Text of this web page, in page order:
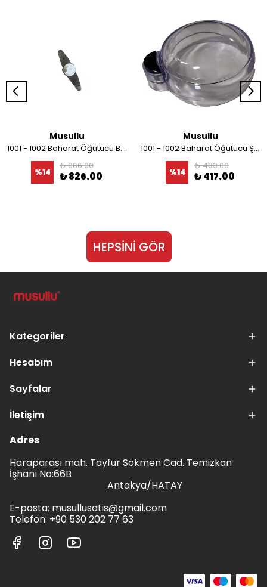
Musullu
1001 - 1002 Baharat Öğütücü Bıçağı
%14
₺ 966.00
₺ 826.00
Musullu
1001 - 1002 Baharat Öğütücü Şeffaf Kapağı
%14
₺ 483.00
₺ 417.00
HEPSİNİ GÖR
Kategoriler
Hesabım
Sayfalar
İletişim
Adres
Haraparası mah. Tayfur Sökmen Cad. Temizkan
İşhanı No:66B
Antakya/HATAY
E-posta: musullusatis@gmail.com
Telefon: +90 530 202 77 63